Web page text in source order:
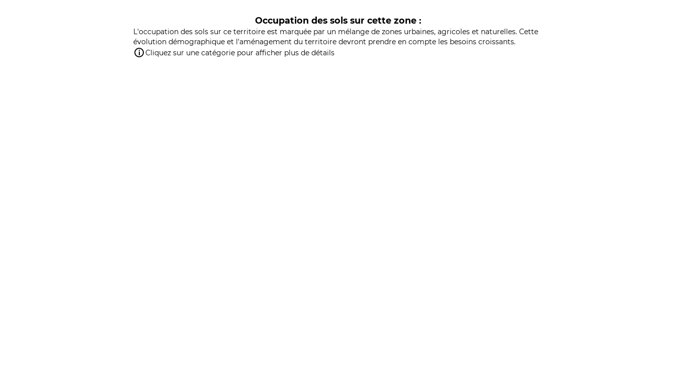
Occupation des sols sur cette zone :
L'occupation des sols sur ce territoire est marquée par un mélange de zones urbaines, agricoles et naturelles. Cette
évolution démographique et l'aménagement du territoire devront prendre en compte les besoins croissants.
Cliquez sur une catégorie pour afficher plus de détails